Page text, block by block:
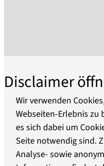
Hubertuszimmer
Jäger und Politiker
Jagdwaffen in Szene.
In einer
mehr über das Leben
Naturburschen Max
Disclaimer
Wir verwenden
Webseiten-Erlebnis
es sich dabei um
Seite notwendig sind.
Analyse- sowie